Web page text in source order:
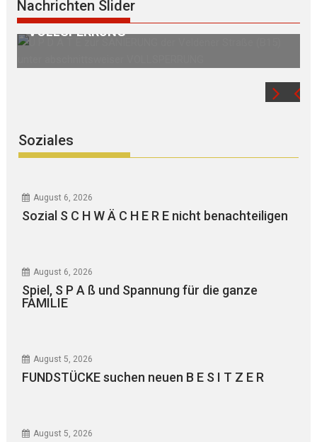
Nachrichten Slider
(B15) unter abschnittsweiser
Soziales
August 6, 2026
Sozial S C H W Ä C H E R E nicht benachteiligen
August 6, 2026
Spiel, S P A ß und Spannung für die ganze
FAMILIE
August 5, 2026
FUNDSTÜCKE suchen neuen B E S I T Z E R
August 5, 2026